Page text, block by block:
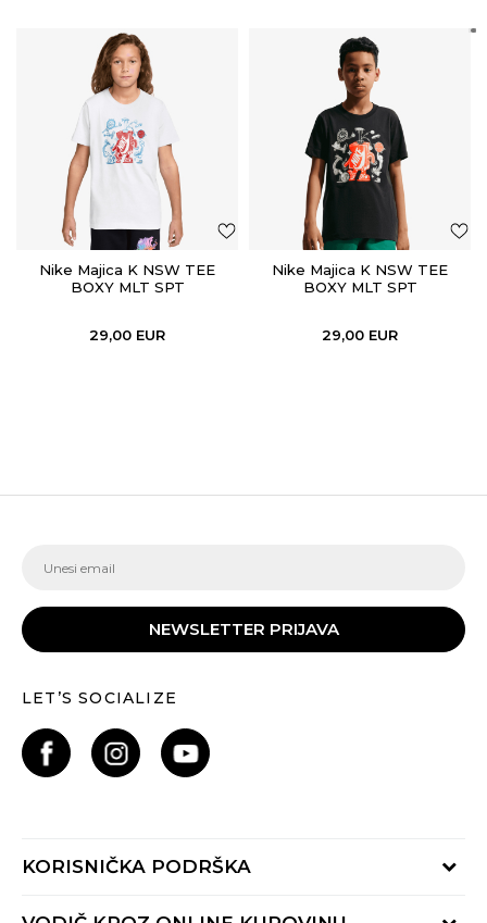
Nike Majica K NSW TEE
BOXY MLT SPT
29,00 EUR
Nike Majica K NSW TEE
BOXY MLT SPT
29,00 EUR
NEWSLETTER PRIJAVA
LET’S SOCIALIZE
KORISNIČKA PODRŠKA
Provjeri status porudžbine